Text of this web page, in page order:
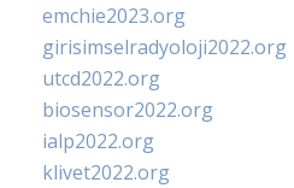
emchie2023.org
girisimselradyoloji2022.org
utcd2022.org
biosensor2022.org
ialp2022.org
klivet2022.org